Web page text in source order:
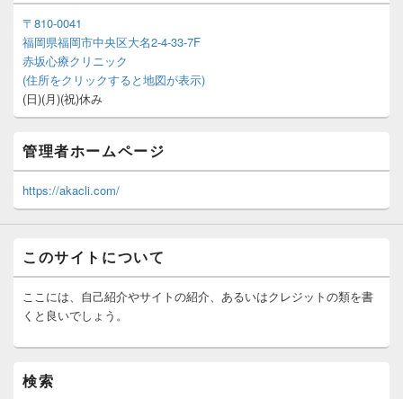
〒810-0041
福岡県福岡市中央区大名2-4-33-7F
赤坂心療クリニック
(住所をクリックすると地図が表示)
(日)(月)(祝)休み
管理者ホームページ
https://akacli.com/
このサイトについて
ここには、自己紹介やサイトの紹介、あるいはクレジットの類を書
くと良いでしょう。
検索